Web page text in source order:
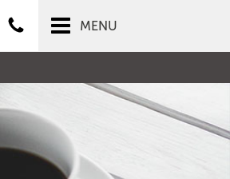
MENU